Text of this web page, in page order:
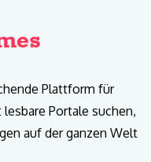
Plattform für
Portale suchen,
auf der ganzen Welt